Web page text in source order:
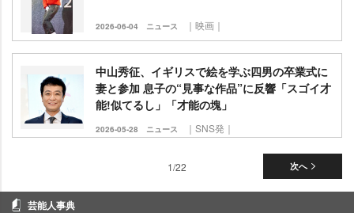
2026-06-04 ニュース ｜映画｜
中山秀征、イギリスで絵を学ぶ四男の卒業式に
妻と参加 息子の“見事な作品”に反響「スゴイ才
能!似てるし」「才能の塊」
2026-05-28 ニュース ｜SNS発｜
次へ
1/22
芸能人事典